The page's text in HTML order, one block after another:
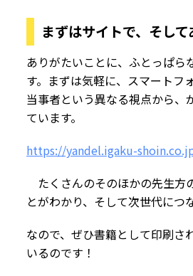
まずはサイトで、そし
ありがたいことに、ふとっぱら
す。まずは気軽に、スマートフ
当事者という異なる視点から、
ています。
https://yandel.igaku-
たくさんのそのほかの先生方
とがわかり、そして次世代につ
なので、ぜひ書籍として印刷さ
いるのです！